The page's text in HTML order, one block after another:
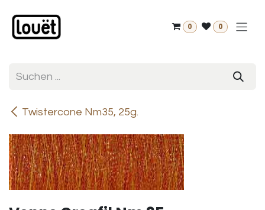
0 0
Twistercone Nm35, 25g.